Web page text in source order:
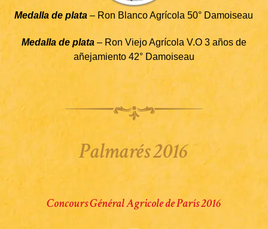
Medalla de plata – Ron Blanco Agrícola 50° Damoiseau
Medalla de plata– Ron Viejo Agrícola V.O 3 años de
añejamiento 42° Damoiseau
Palmarés 2016
Concours Général Agricole de París 2016